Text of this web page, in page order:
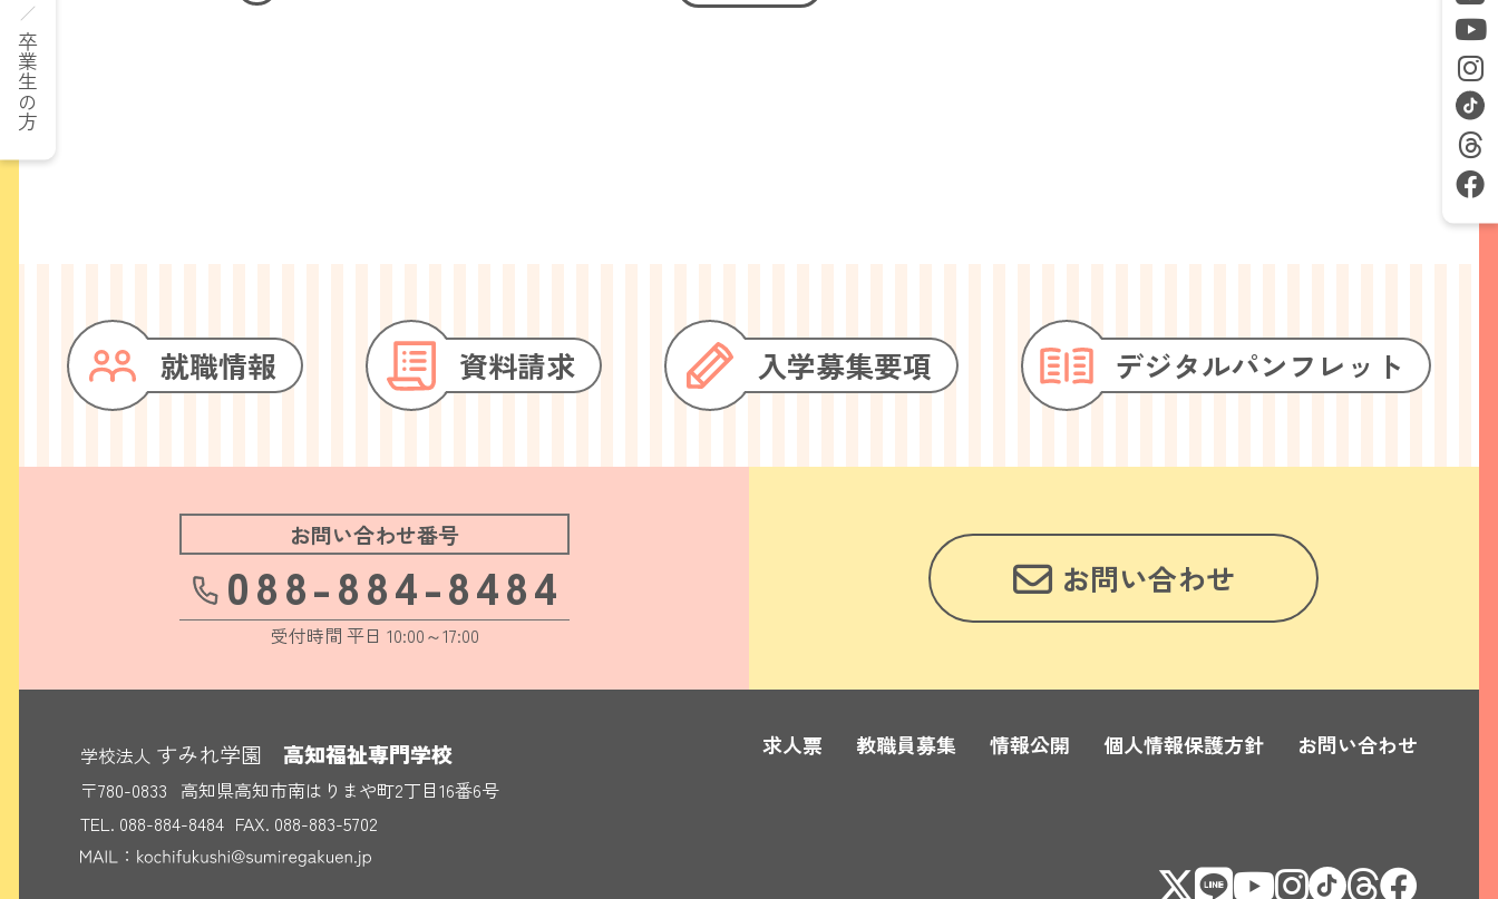
就職情報 資料請求 入学募集要項 デジタルパンフレット
お問い合わせ番号
088-884-8484
受付時間 平日 10:00～17:00
お問い合わせ
学校法人 すみれ学園 高知福祉専門学校
〒780-0833 高知県高知市南はりまや町2丁目16番6号
TEL. 088-884-8484 FAX. 088-883-5702
求人票 教職員募集 情報公開 個人情報保護方針 お問い合わせ
卒業生の方